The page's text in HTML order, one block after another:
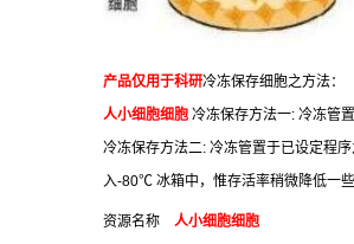
产品仅用于科研冷冻保存细胞之方法：
人小细胞细胞 冷冻保存方法一: 冷冻管
冷冻保存方法二: 冷冻管置于已设定程
入-80℃ 冰箱中，惟存活率稍微降低一些
资源名称 人小细胞细胞